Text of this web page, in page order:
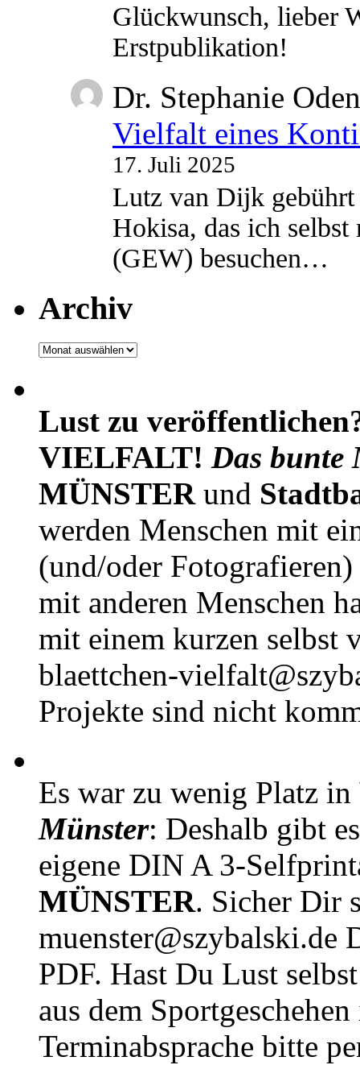
Glückwunsch, lieber
Erstpublikation!
Dr. Stephanie
Vielfalt eines
17. Juli 2025
Lutz van Dijk
Hokisa, das ich
(GEW) besuchen…
Archiv
Archiv
Lust zu
VIELFALT! Das bunte
MÜNSTERund
werden Menschen mit
(und/oder
mit anderen Menschen
mit einem kurzen selbst
blaettchen-
Projekte sind nicht
Es war zu wenig Platz in
Münster: Deshalb gibt
eigene DIN A 3-
MÜNSTER. Sicher Dir
muenster@szybalski.de
PDF. Hast Du Lust
aus dem
Terminabsprache bitte